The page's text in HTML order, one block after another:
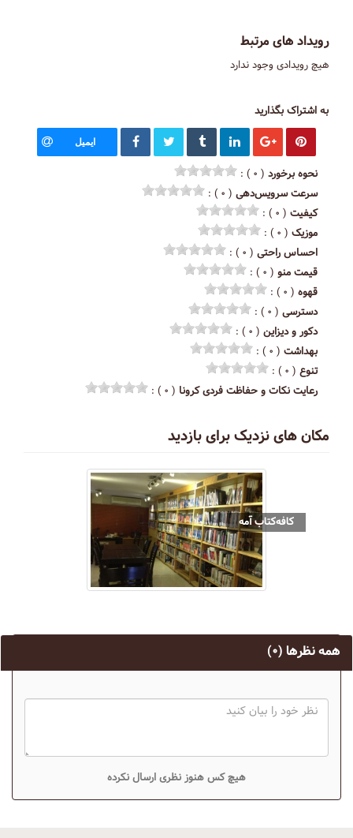
رویداد های مرتبط
هیچ رویدادی وجود ندارد
به اشتراک بگذارید
ایمیل
نحوه برخورد ( ۰ ) :
سرعت سرویس‌دهی ( ۰ ) :
کیفیت ( ۰ ) :
موزیک ( ۰ ) :
احساس راحتی ( ۰ ) :
قیمت منو ( ۰ ) :
قهوه ( ۰ ) :
دسترسی ( ۰ ) :
دکور و دیزاین ( ۰ ) :
بهداشت ( ۰ ) :
تنوع ( ۰ ) :
رعایت نکات و حفاظت فردی کرونا ( ۰ ) :
مکان های نزدیک برای بازدید
کافه‌کتاب آمه
همه نظرها (۰)
هیچ کس هنوز نظری ارسال نکرده